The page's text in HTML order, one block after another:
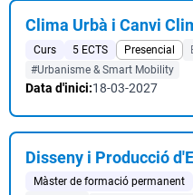
Clima Urbà i Canvi
Curs 5 ECTS Presencial
#Urbanisme & Smart Mobility
Data d'inici:18-03-2027
Disseny i Producció
Màster de formació permanent